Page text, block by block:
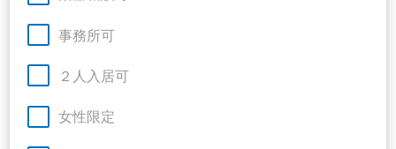
事務所可
２人入居可
女性限定